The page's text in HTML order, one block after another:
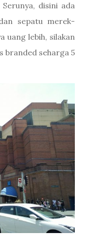
disini ada
sepatu merek-
uang lebih, silakan
branded seharga 5